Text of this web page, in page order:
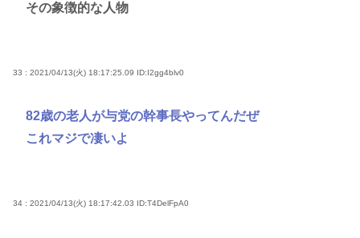
その象徴的な人物
33 : 2021/04/13(火) 18:17:25.09 ID:I2gg4blv0
82歳の老人が与党の幹事長やってんだぜ
これマジで凄いよ
34 : 2021/04/13(火) 18:17:42.03 ID:T4DelFpA0